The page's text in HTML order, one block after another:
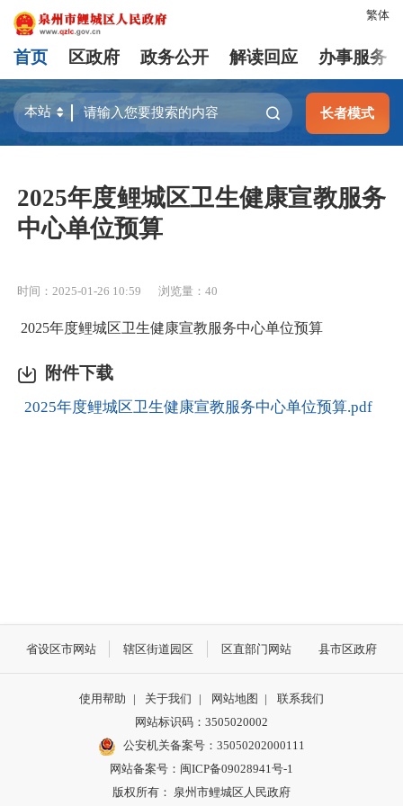
繁体
首页 区政府 政务公开 解读回应 办事服务
长者模式
2025年度鲤城区卫生健康宣教服务
中心单位预算
时间：2025-01-26 10:59 浏览量： 40
2025年度鲤城区卫生健康宣教服务中心单位预算
附件下载
2025年度鲤城区卫生健康宣教服务中心单位预算.pdf
省设区市网站 辖区街道园区 区直部门网站 县市区政府
使用帮助 | 关于我们 | 网站地图 |
联系我们
网站标识码：3505020002
公安机关备案号：35050202000111
网站备案号：闽ICP备09028941号-1
版权所有： 泉州市鲤城区人民政府